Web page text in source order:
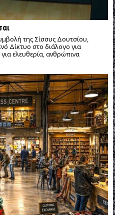
της Σίσσυς Δουτσίου,
Δίκτυο στο διάλογο για
ελευθερία, ανθρώπινα